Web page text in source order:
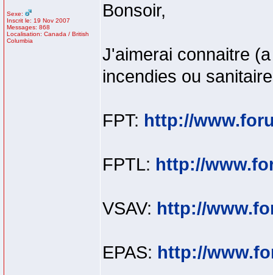
Sexe:
Inscrit le: 19 Nov 2007
Messages: 868
Localisation: Canada / British
Columbia
Bonsoir,
J'aimerai connaitre
incendies ou
FPT: http://
FPTL: http://
VSAV: http://
EPAS: http://